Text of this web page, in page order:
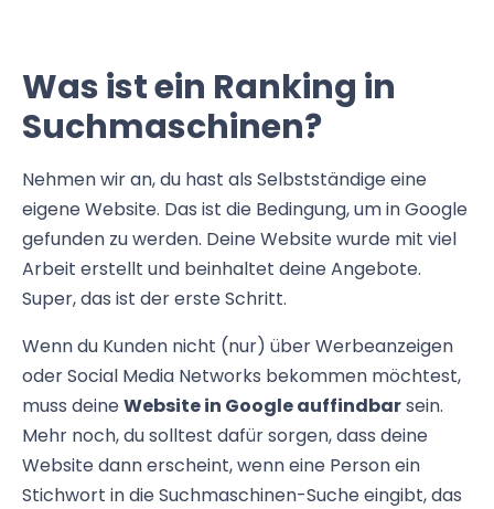
Was ist ein Ranking in
Suchmaschinen?
Nehmen wir an, du hast als Selbstständige eine
eigene Website. Das ist die Bedingung, um in Google
gefunden zu werden. Deine Website wurde mit viel
Arbeit erstellt und beinhaltet deine Angebote.
Super, das ist der erste Schritt.
Wenn du Kunden nicht (nur) über Werbeanzeigen
oder Social Media Networks bekommen möchtest,
muss deineWebsite in Google auffindbarsein.
Mehr noch, du solltest dafür sorgen, dass deine
Website dann erscheint, wenn eine Person ein
Stichwort in die Suchmaschinen-Suche eingibt, das